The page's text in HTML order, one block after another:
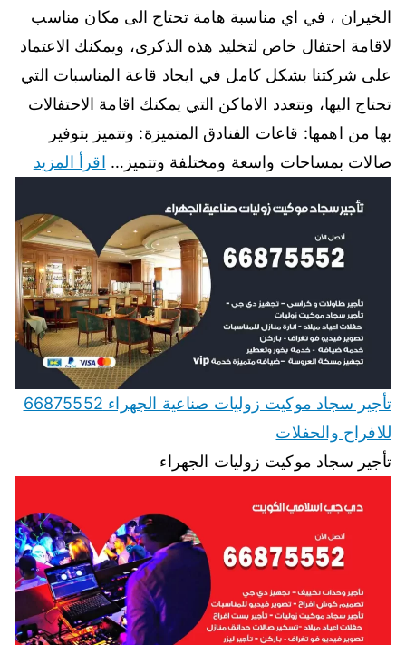
الخيران ، في اي مناسبة هامة تحتاج الى مكان مناسب
لاقامة احتفال خاص لتخليد هذه الذكرى، ويمكنك الاعتماد
على شركتنا بشكل كامل في ايجاد قاعة المناسبات التي
تحتاج اليها، وتتعدد الاماكن التي يمكنك اقامة الاحتفالات
بها من اهمها: قاعات الفنادق المتميزة: وتتميز بتوفير
صالات بمساحات واسعة ومختلفة وتتميز… اقرأ المزيد
تأجير سجاد موكيت زوليات صناعية الجهراء 66875552
للافراح والحفلات
تأجير سجاد موكيت زوليات الجهراء